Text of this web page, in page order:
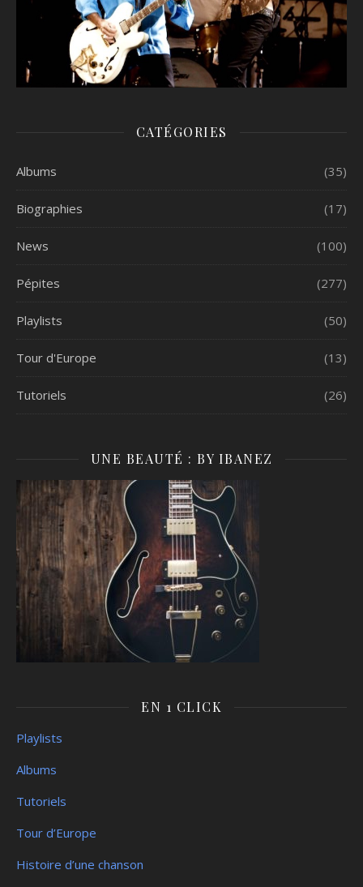
CATÉGORIES
Albums (35)
Biographies (17)
News (100)
Pépites (277)
Playlists (50)
Tour d'Europe (13)
Tutoriels (26)
UNE BEAUTÉ : BY IBANEZ
EN 1 CLICK
Playlists
Albums
Tutoriels
Tour d’Europe
Histoire d’une chanson